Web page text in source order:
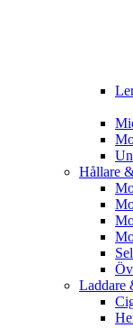
Hållare
Laddare